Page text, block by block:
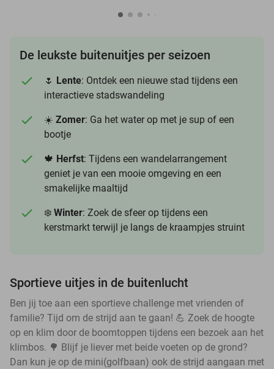
De leukste buitenuitjes per seizoen
🌷 Lente: Ontdek een nieuwe stad tijdens een
interactieve stadswandeling
☀️ Zomer: Ga het water op met je sup of een
bootje
🍁 Herfst: Tijdens een wandelarrangement
geniet je van een mooie omgeving en een
smakelijke maaltijd
❄️ Winter: Zoek de sfeer op tijdens een
kerstmarkt terwijl je langs de kraampjes struint
Sportieve uitjes in de buitenlucht
Ben jij toe aan een sportieve challenge met vrienden of
familie? Tijd om de strijd aan te gaan! 💪 Zoek de hoogte
op en klim door de boomtoppen tijdens een bezoek aan het
klimbos. 🌳 Blijf je liever met beide voeten op de grond?
Dan kun je op de mini(golfbaan) ook de strijd aangaan met